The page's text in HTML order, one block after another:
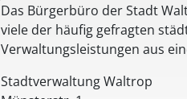
Das Bürgerbüro der Stadt
viele der häufig gefragten
Verwaltungsleistungen aus
Stadtverwaltung Waltrop